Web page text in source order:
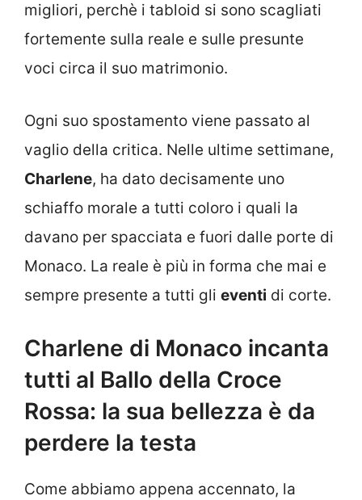
migliori, perchè i tabloid si sono scagliati
fortemente sulla reale e sulle presunte
voci circa il suo matrimonio.
Ogni suo spostamento viene passato al
vaglio della critica. Nelle ultime settimane,
Charlene, ha dato decisamente uno
schiaffo morale a tutti coloro i quali la
davano per spacciata e fuori dalle porte di
Monaco. La reale è più in forma che mai e
sempre presente a tutti gli eventi di corte.
Charlene di Monaco incanta
tutti al Ballo della Croce
Rossa: la sua bellezza è da
perdere la testa
Come abbiamo appena accennato, la